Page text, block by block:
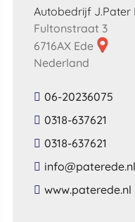
Autobedrijf J.Pater
Fultonstraat 3
6716AX Ede
Nederland
06-20236075
0318-637621
0318-637621
​info​@​paterede​.​nl​
​www​.​paterede​.​nl​